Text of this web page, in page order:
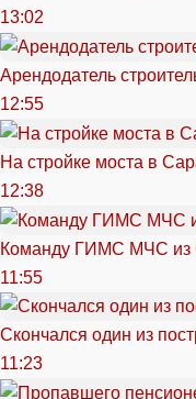
13:02
Арендодатель
12:55
На стройке моста в
12:38
Команду ГИМС МЧС из
11:55
Скончался один из
11:23